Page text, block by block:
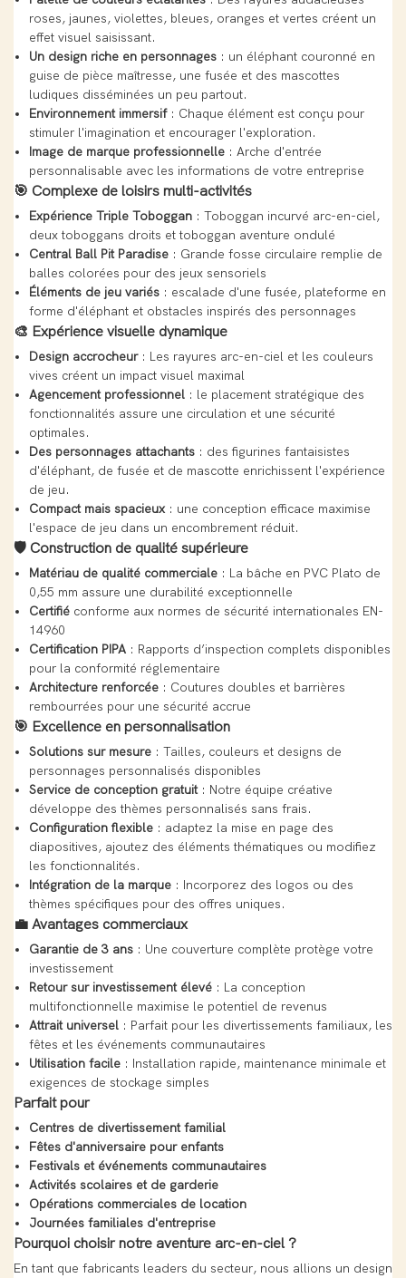
roses, jaunes, violettes, bleues, oranges et vertes créent un
effet visuel saisissant.
Un design riche en personnages: un éléphant couronné en
guise de pièce maîtresse, une fusée et des mascottes
ludiques disséminées un peu partout.
Environnement immersif: Chaque élément est conçu pour
stimuler l'imagination et encourager l'exploration.
Image de marque professionnelle: Arche d'entrée
personnalisable avec les informations de votre entreprise
🎯 Complexe de loisirs multi-activités
Expérience Triple Toboggan: Toboggan incurvé arc-en-ciel,
deux toboggans droits et toboggan aventure ondulé
Central Ball Pit Paradise: Grande fosse circulaire remplie de
balles colorées pour des jeux sensoriels
Éléments de jeu variés: escalade d'une fusée, plateforme en
forme d'éléphant et obstacles inspirés des personnages
🎨 Expérience visuelle dynamique
Design accrocheur: Les rayures arc-en-ciel et les couleurs
vives créent un impact visuel maximal
Agencement professionnel: le placement stratégique des
fonctionnalités assure une circulation et une sécurité
optimales.
Des personnages attachants: des figurines fantaisistes
d'éléphant, de fusée et de mascotte enrichissent l'expérience
de jeu.
Compact mais spacieux: une conception efficace maximise
l'espace de jeu dans un encombrement réduit.
🛡️ Construction de qualité supérieure
Matériau de qualité commerciale: La bâche en PVC Plato de
0,55 mm assure une durabilité exceptionnelle
Certifiéconforme aux normes de sécurité internationales EN-
14960
Certification PIPA: Rapports d’inspection complets disponibles
pour la conformité réglementaire
Architecture renforcée: Coutures doubles et barrières
rembourrées pour une sécurité accrue
🎯 Excellence en personnalisation
Solutions sur mesure: Tailles, couleurs et designs de
personnages personnalisés disponibles
Service de conception gratuit: Notre équipe créative
développe des thèmes personnalisés sans frais.
Configuration flexible: adaptez la mise en page des
diapositives, ajoutez des éléments thématiques ou modifiez
les fonctionnalités.
Intégration de la marque: Incorporez des logos ou des
thèmes spécifiques pour des offres uniques.
💼 Avantages commerciaux
Garantie de 3 ans: Une couverture complète protège votre
investissement
Retour sur investissement élevé: La conception
multifonctionnelle maximise le potentiel de revenus
Attrait universel: Parfait pour les divertissements familiaux, les
fêtes et les événements communautaires
Utilisation facile: Installation rapide, maintenance minimale et
exigences de stockage simples
Parfait pour
Centres de divertissement familial
Fêtes d'anniversaire pour enfants
Festivals et événements communautaires
Activités scolaires et de garderie
Opérations commerciales de location
Journées familiales d'entreprise
Pourquoi choisir notre aventure arc-en-ciel ?
En tant que fabricants leaders du secteur, nous allions un design